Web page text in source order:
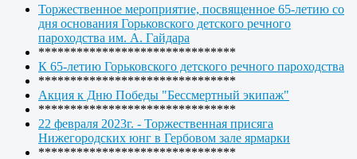
Торжественное мероприятие, посвященное 65-летию со
дня основания Горьковского детского речного
пароходства им. А. Гайдара
*******************************
К 65-летию Горьковского детского речного пароходства
*******************************
Акция к Дню Победы "Бессмертный экипаж"
*******************************
22 февраля 2023г. - Торжественная присяга
Нижегородских юнг в Гербовом зале ярмарки
*******************************